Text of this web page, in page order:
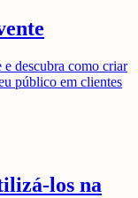
descubra como criar
público em clientes
los na